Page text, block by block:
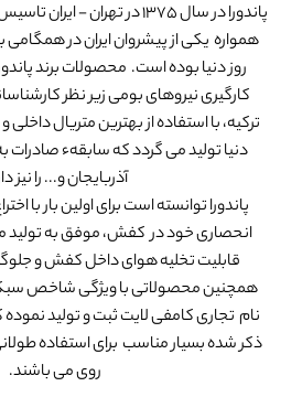
پاندورا در سال 1375 در تهران -
همواره یکی از پیشروان ایران در همگامی
روز دنیا بوده است. محصولات برند
کارگیری نیروهای بومی زیر نظر
ترکیه، با استفاده از بهترین متریال داخلی
دنیا تولید می گردد که سابقهء صادرات به
آذربایجان و... را نیز
پاندورا توانسته است برای اولین بار با
انحصاری خود در کفش، موفق به تولید
قابلیت تخلیه هوای داخل کفش و
همچنین محصولاتی با ویژگی شاخص سبکی
نام تجاری کامفی لایت ثبت و تولید نموده
ذکر شده بسیار مناسب برای استفاده
روی می باشند.